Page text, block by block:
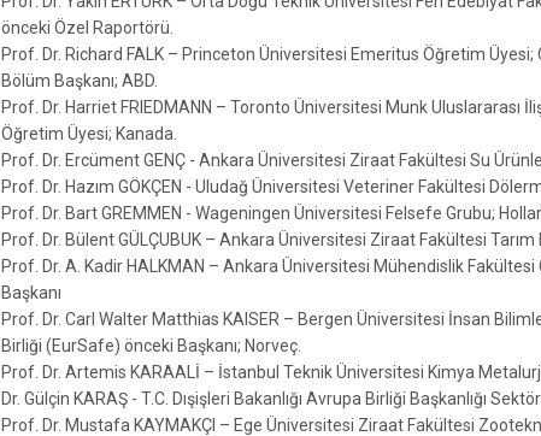
önceki Özel Raportörü.
Prof. Dr. Richard FALK – Princeton Üniversitesi Emeritus Öğretim
Bölüm Başkanı; ABD.
Prof. Dr. Harriet FRIEDMANN – Toronto Üniversitesi Munk Uluslararası
Öğretim Üyesi; Kanada.
Prof. Dr. Ercüment GENÇ - Ankara Üniversitesi Ziraat Fakültesi Su
Prof. Dr. Hazım GÖKÇEN - Uludağ Üniversitesi Veteriner Fakültesi
Prof. Dr. Bart GREMMEN - Wageningen Üniversitesi Felsefe Grubu;
Prof. Dr. Bülent GÜLÇUBUK – Ankara Üniversitesi Ziraat Fakültesi
Prof. Dr. A. Kadir HALKMAN – Ankara Üniversitesi Mühendislik Fakültesi
Başkanı
Prof. Dr. Carl Walter Matthias KAISER – Bergen Üniversitesi İnsan
Birliği (EurSafe) önceki Başkanı; Norveç.
Prof. Dr. Artemis KARAALİ – İstanbul Teknik Üniversitesi Kimya
Dr. Gülçin KARAŞ - T.C. Dışişleri Bakanlığı Avrupa Birliği Başkanlığı
Prof. Dr. Mustafa KAYMAKÇI – Ege Üniversitesi Ziraat Fakültesi